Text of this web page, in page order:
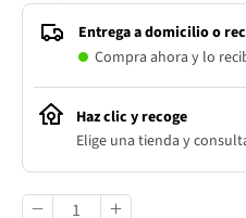
Entrega a domicilio o
Compra ahora y lo
Haz clic y recoge
Elige una tienda y